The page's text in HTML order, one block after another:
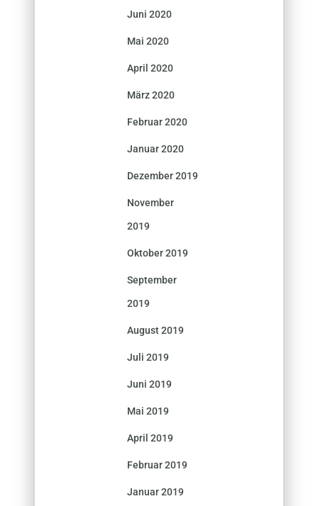
Juni 2020
Mai 2020
April 2020
März 2020
Februar 2020
Januar 2020
Dezember 2019
November
2019
Oktober 2019
September
2019
August 2019
Juli 2019
Juni 2019
Mai 2019
April 2019
Februar 2019
Januar 2019